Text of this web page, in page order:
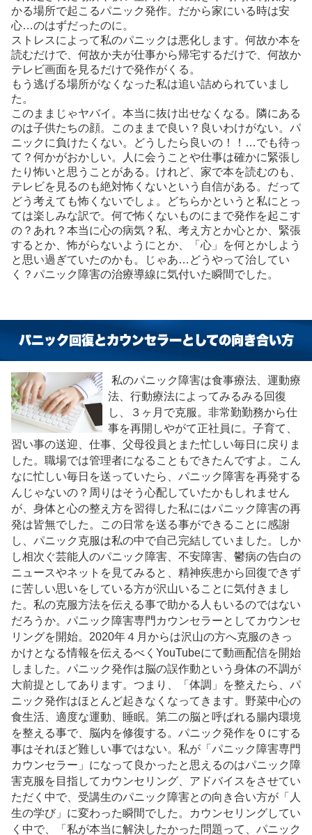
かる場所で起こるパニック発作。だから家にいる時は安
心…のはずだったのに。
ストレスによって私のパニックは悪化します。何故か本を
読むだけで、何故か夫が仕事から帰宅するだけで、何故か
テレビ画面を見るだけで発作がくる。
もう逃げる場所がなくなった私は追い詰められていまし
た。
このままじゃヤバイ。本当に抜け出せなくなる。隣にある
のは子供たちの顔。このままで良い？良いわけがない。パ
ニックに負けたくない。どうしたら良いの！！…でも待っ
て？何かがおかしい。人に会うことや仕事は確かに緊張し
たり怖いと思うことがある。けれど、家で本を読むのも、
テレビを見るのも絶対怖くないという自信がある。だって
どう考えても怖くないでしょ。どちらかというと私にとっ
ては楽しみな訳で。何で怖くないものにまで発作を起こす
の？あれ？本当に心の病気？私、考え方とか心とか、緊張
するとか、怖がらないようにとか、「心」を何とかしよう
と思い過ぎていたのかも。じゃあ…どうやって治してい
く？パニック障害の治療導線に気付いた瞬間でした。
パニック回復とカウンセラーとしての向き合い方
私のパニック障害は食事療法、運動療
法、行動療法によってみるみる回復
し、３ヶ月で克服。非常勤勤務から仕
事を再開しやがて正社員に。子育て、
習い事の送迎、仕事、父母役員とまた忙しい毎日に戻りま
した。職場では管理者になることもできたんですよ。こん
なに忙しい毎日を送っていたら、パニック障害を再発する
んじゃないの？周りはそう心配していたかもしれません
が、身体と心の整え方を習得した私にはパニック障害の再
発は皆無でした。この日常を送る事ができることに感謝
し、パニック克服は私の中で自己完結していました。しか
し相次ぐ芸能人のパニック障害、不安障害、鬱病の告白の
ニュースやネットを見てみると、精神疾患から回復できず
に苦しい思いをしている方が沢山いることに気付きまし
た。私の克服方法を伝える事で助かる人もいるのではない
だろうか。パニック障害専門カウンセラーとしてカウンセ
リングを開始。2020年４月からは沢山の方へ克服のきっ
かけとなる情報を伝えるべくYouTubeにて動画配信を開始
しました。パニック発作は脳の誤作動という身体の不調が
大前提としてあります。つまり、「体調」を整えたら、パ
ニック発作はほとんど起きなくなってきます。野菜中心の
食生活、適度な運動、睡眠。第二の脳と呼ばれる腸内環境
を整える事で、脳内を修復する。パニック発作を０にする
事はそれほど難しい事ではない。私が「パニック障害専門
カウンセラー」になって良かったと思えるのはパニック障
害克服を目指してカウンセリング、アドバイスをさせてい
ただく中で、受講生のパニック障害との向き合い方が「人
生の学び」に変わった瞬間でした。カウンセリングしてい
く中で、「私が本当に解決したかった問題って、パニック